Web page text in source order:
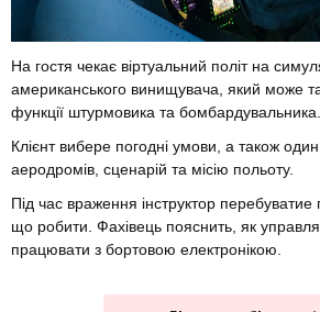
На гостя чекає віртуальний політ на
американського винищувача, який може
функції штурмовика та бомбардувальника.
Клієнт вибере погодні умови, а також
аеродромів, сценарій та місію польоту.
Під час враження інструктор перебуватие
що робити. Фахівець пояснить, як
працювати з бортовою електронікою.